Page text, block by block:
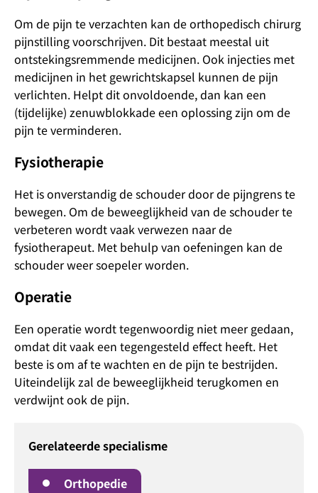
Om de pijn te verzachten kan de orthopedisch chirurg
pijnstilling voorschrijven. Dit bestaat meestal uit
ontstekingsremmende medicijnen. Ook injecties met
medicijnen in het gewrichtskapsel kunnen de pijn
verlichten. Helpt dit onvoldoende, dan kan een
(tijdelijke) zenuwblokkade een oplossing zijn om de
pijn te verminderen.
Fysiotherapie
Het is onverstandig de schouder door de pijngrens te
bewegen. Om de beweeglijkheid van de schouder te
verbeteren wordt vaak verwezen naar de
fysiotherapeut. Met behulp van oefeningen kan de
schouder weer soepeler worden.
Operatie
Een operatie wordt tegenwoordig niet meer gedaan,
omdat dit vaak een tegengesteld effect heeft. Het
beste is om af te wachten en de pijn te bestrijden.
Uiteindelijk zal de beweeglijkheid terugkomen en
verdwijnt ook de pijn.
Gerelateerde specialisme
Orthopedie